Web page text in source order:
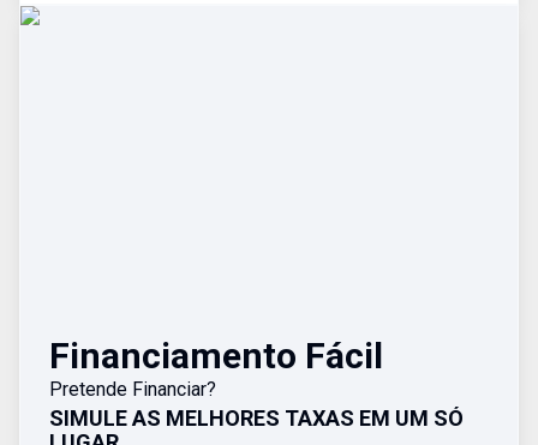
Financiamento Fácil
Pretende Financiar?
SIMULE AS MELHORES TAXAS EM UM SÓ